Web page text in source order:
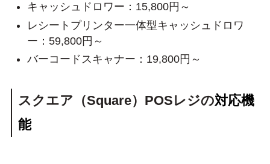
キャッシュドロワー：15,800円～
レシートプリンター一体型キャッシュドロワ
ー：59,800円～
バーコードスキャナー：19,800円～
スクエア（Square）POSレジの対応機
能